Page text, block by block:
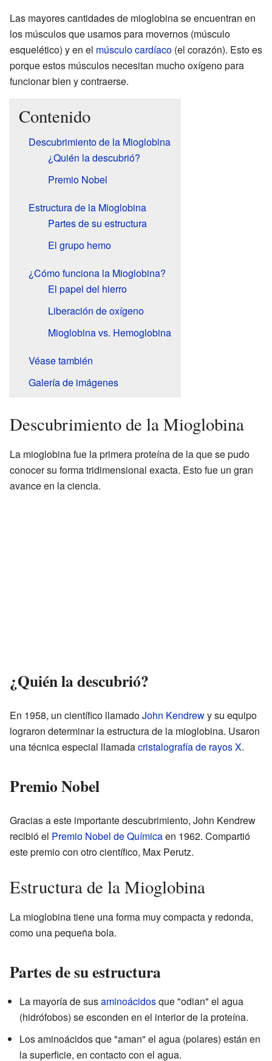
Las mayores cantidades de mioglobina se encuentran en
los músculos que usamos para movernos (músculo
esquelético) y en el músculo cardíaco (el corazón). Esto es
porque estos músculos necesitan mucho oxígeno para
funcionar bien y contraerse.
Contenido
Descubrimiento de la Mioglobina
¿Quién la descubrió?
Premio Nobel
Estructura de la Mioglobina
Partes de su estructura
El grupo hemo
¿Cómo funciona la Mioglobina?
El papel del hierro
Liberación de oxígeno
Mioglobina vs. Hemoglobina
Véase también
Galería de imágenes
Descubrimiento de la Mioglobina
La mioglobina fue la primera proteína de la que se pudo
conocer su forma tridimensional exacta. Esto fue un gran
avance en la ciencia.
¿Quién la descubrió?
En 1958, un científico llamadoJohn Kendrewy su equipo
lograron determinar la estructura de la mioglobina. Usaron
una técnica especial llamadacristalografía de rayos X.
Premio Nobel
Gracias a este importante descubrimiento, John Kendrew
recibió el Premio Nobel de Químicaen 1962. Compartió
este premio con otro científico, Max Perutz.
Estructura de la Mioglobina
La mioglobina tiene una forma muy compacta y redonda,
como una pequeña bola.
Partes de su estructura
La mayoría de susaminoácidosque "odian" el agua
(hidrófobos) se esconden en el interior de la proteína.
Los aminoácidos que "aman" el agua (polares) están en
la superficie, en contacto con el agua.